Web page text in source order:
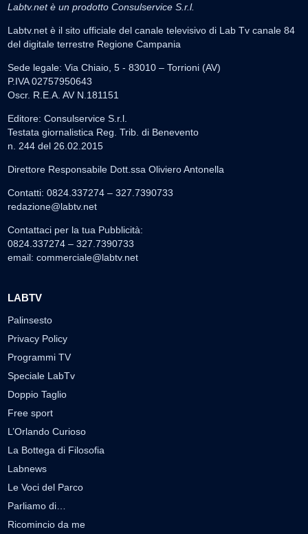
Labtv.net è un prodotto Consulservice S.r.l.
Labtv.net è il sito ufficiale del canale televisivo di Lab Tv canale 84
del digitale terrestre Regione Campania
Sede legale: Via Chiaio, 5 - 83010 – Torrioni (AV)
P.IVA 02757950643
Oscr. R.E.A. AV N.181151
Editore: Consulservice S.r.l.
Testata giornalistica Reg. Trib. di Benevento
n. 244 del 26.02.2015
Direttore Responsabile Dott.ssa Oliviero Antonella
Contatti: 0824.337274 – 327.7390733
redazione@labtv.net
Contattaci per la tua Pubblicità:
0824.337274 – 327.7390733
email: commerciale@labtv.net
LABTV
Palinsesto
Privacy Policy
Programmi TV
Speciale LabTv
Doppio Taglio
Free sport
L’Orlando Curioso
La Bottega di Filosofia
Labnews
Le Voci del Parco
Parliamo di…
Ricomincio da me